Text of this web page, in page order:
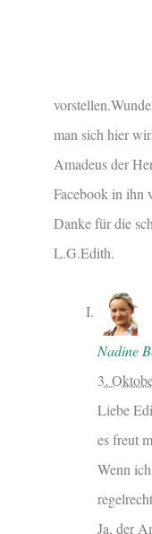
man sich hier
Amadeus der
Facebook in ihn
Danke für die
L.G.Edith.
Nadine
3.
Liebe
es freut
Wenn
Ja, der